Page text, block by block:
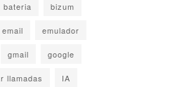
bateria bizum
email emulador
gmail google
llamadas IA